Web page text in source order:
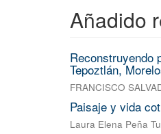
Añadido
Reconstruyendo
Tepoztlán,
FRANCISCO
Paisaje y vida
Laura Elena Peña